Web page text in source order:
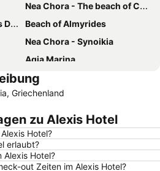
Nea Chora - The beach of Chania
Beach of Almyrides
Nea Chora - Synoikia
Agia Marina
Falasarna
Beach of Maleme
Festung Frangokastello
Venizelos Graves
Agia Lake
Beach of Marathi
Griechenland
zu Alexis Hotel
Hotel?
erlaubt?
Alexis Hotel?
out Zeiten im Alexis Hotel?